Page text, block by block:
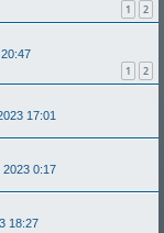
1 2
1 2
17:01
2023 0:17
18:27